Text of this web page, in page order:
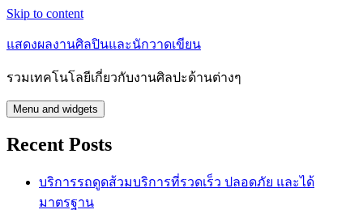
Skip to content
แสดงผลงานศิลปินและนักวาดเขียน
รวมเทคโนโลยีเกี่ยวกับงานศิลปะด้านต่างๆ
Menu and widgets
Recent Posts
บริการรถดูดส้วมบริการที่รวดเร็ว ปลอดภัย และได้
มาตรฐาน